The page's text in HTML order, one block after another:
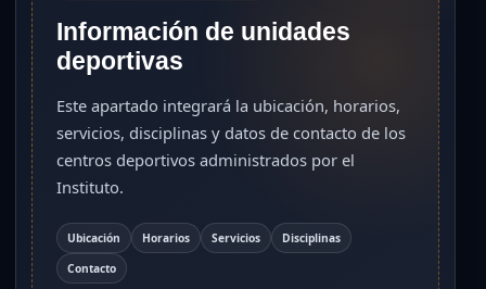
Información de unidades
deportivas
Este apartado integrará la ubicación, horarios,
servicios, disciplinas y datos de contacto de los
centros deportivos administrados por el
Instituto.
Ubicación Horarios Servicios
Disciplinas
Contacto